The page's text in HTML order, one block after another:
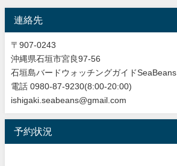
連絡先
〒907-0243
沖縄県石垣市宮良97-56
石垣島バードウォッチングガイドSeaBeans
電話 0980-87-9230(8:00-20:00)
ishigaki.seabeans@gmail.com
予約状況